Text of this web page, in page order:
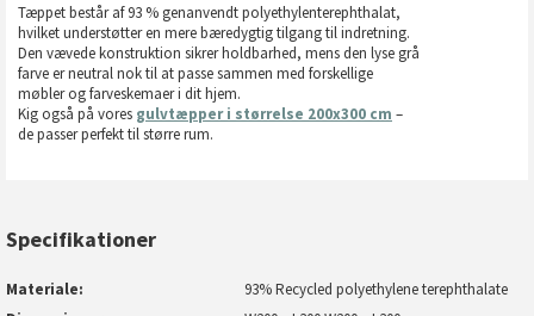
Tæppet består af 93 % genanvendt polyethylenterephthalat,
hvilket understøtter en mere bæredygtig tilgang til indretning.
Den vævede konstruktion sikrer holdbarhed, mens den lyse grå
farve er neutral nok til at passe sammen med forskellige
møbler og farveskemaer i dit hjem.
Kig også på vores gulvtæpper i størrelse 200x300 cm –
de passer perfekt til større rum.
Specifikationer
Materiale
93% Recycled polyethylene terephthalate